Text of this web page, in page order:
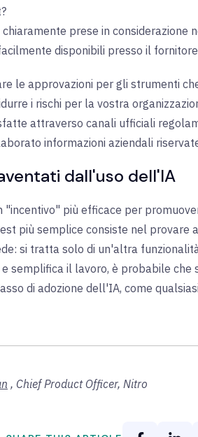
prese in
disponibili presso il
le approvazioni per gli strumenti
i rischi per la vostra
attraverso canali ufficiali
informazioni aziendali
dall'uso dell'IA
"incentivo" più efficace per
più semplice consiste nel provare
si tratta solo di un'altra
semplifica il lavoro, è probabile
di adozione dell'IA, come
, Chief Product Officer, Nitro